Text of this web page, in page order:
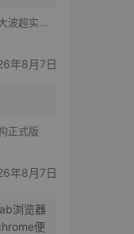
喜欢哪一个？
年8月7日
正式版
年8月7日
浏览器
便